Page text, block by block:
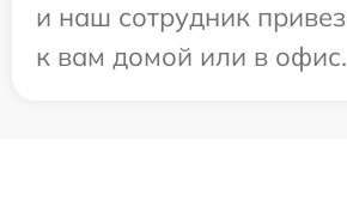
и наш сотрудник
к вам домой или в офис.